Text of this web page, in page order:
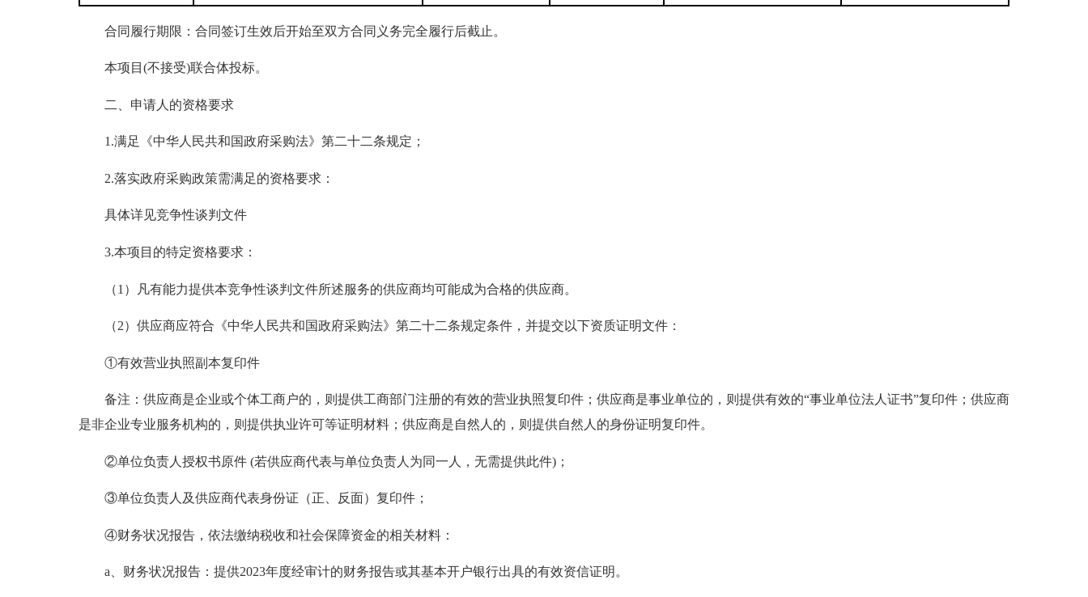
合同履行期限：合同签订生效后开始至双方合同义务完全履行后截止。
本项目(不接受)联合体投标。
二、申请人的资格要求
1.满足《中华人民共和国政府采购法》第二十二条规定；
2.落实政府采购政策需满足的资格要求：
具体详见竞争性谈判文件
3.本项目的特定资格要求：
（1）凡有能力提供本竞争性谈判文件所述服务的供应商均可能成为合格的供应商。
（2）供应商应符合《中华人民共和国政府采购法》第二十二条规定条件，并提交以下资质证明文件：
①有效营业执照副本复印件
备注：供应商是企业或个体工商户的，则提供工商部门注册的有效的营业执照复印件；供应商是事业单位的，则提供有效的“事业单位法人证书”复印件；供应商
是非企业专业服务机构的，则提供执业许可等证明材料；供应商是自然人的，则提供自然人的身份证明复印件。
②单位负责人授权书原件 (若供应商代表与单位负责人为同一人，无需提供此件)；
③单位负责人及供应商代表身份证（正、反面）复印件；
④财务状况报告，依法缴纳税收和社会保障资金的相关材料：
a、财务状况报告：提供2023年度经审计的财务报告或其基本开户银行出具的有效资信证明。